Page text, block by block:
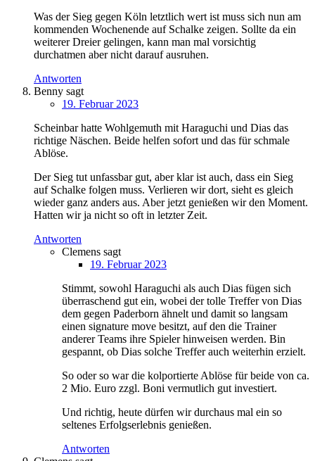
Was der Sieg gegen Köln letztlich wert ist muss sich nun am
kommenden Wochenende auf Schalke zeigen. Sollte da ein
weiterer Dreier gelingen, kann man mal vorsichtig
durchatmen aber nicht darauf ausruhen.
Antworten
Benny sagt
19. Februar 2023
Scheinbar hatte Wohlgemuth mit Haraguchi und Dias das
richtige Näschen. Beide helfen sofort und das für schmale
Ablöse.
Der Sieg tut unfassbar gut, aber klar ist auch, dass ein Sieg
auf Schalke folgen muss. Verlieren wir dort, sieht es gleich
wieder ganz anders aus. Aber jetzt genießen wir den Moment.
Hatten wir ja nicht so oft in letzter Zeit.
Antworten
Clemens sagt
19. Februar 2023
Stimmt, sowohl Haraguchi als auch Dias fügen sich
überraschend gut ein, wobei der tolle Treffer von Dias
dem gegen Paderborn ähnelt und damit so langsam
einen signature move besitzt, auf den die Trainer
anderer Teams ihre Spieler hinweisen werden. Bin
gespannt, ob Dias solche Treffer auch weiterhin erzielt.
So oder so war die kolportierte Ablöse für beide von ca.
2 Mio. Euro zzgl. Boni vermutlich gut investiert.
Und richtig, heute dürfen wir durchaus mal ein so
seltenes Erfolgserlebnis genießen.
Antworten